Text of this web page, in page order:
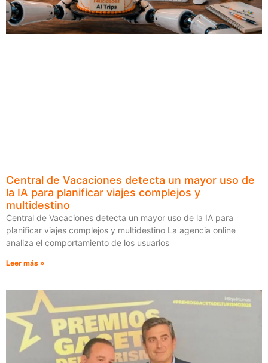
Central de Vacaciones detecta un mayor uso de
la IA para planificar viajes complejos y
multidestino
Central de Vacaciones detecta un mayor uso de la IA para
planificar viajes complejos y multidestino La agencia online
analiza el comportamiento de los usuarios
Leer más »